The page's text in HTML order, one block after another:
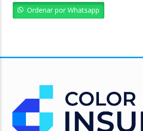
Bs. 5.884,86.Bs. 5.296,37.
Ordenar por Whatsapp